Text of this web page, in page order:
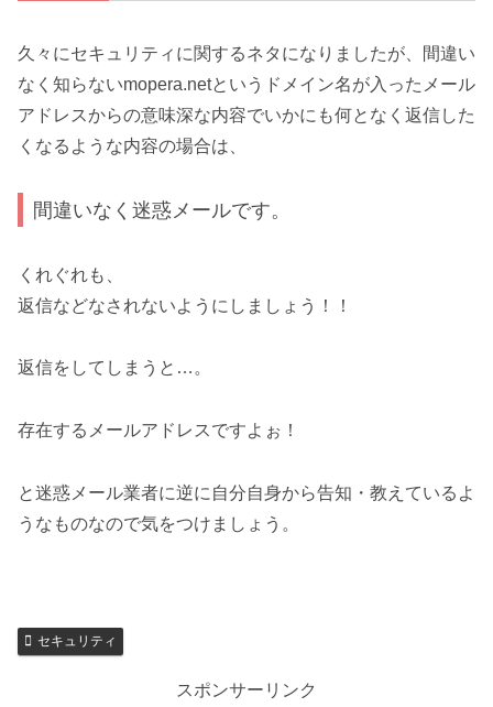
久々にセキュリティに関するネタになりましたが、間違い
なく知らないmopera.netというドメイン名が入ったメール
アドレスからの意味深な内容でいかにも何となく返信した
くなるような内容の場合は、
間違いなく迷惑メールです。
くれぐれも、
返信などなされないようにしましょう！！
返信をしてしまうと…。
存在するメールアドレスですよぉ！
と迷惑メール業者に逆に自分自身から告知・教えているよ
うなものなので気をつけましょう。
セキュリティ
スポンサーリンク